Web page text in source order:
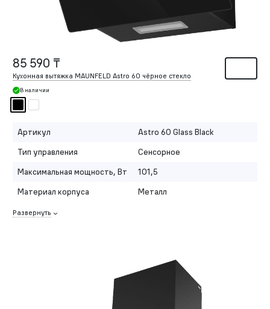
85 590 ₸
Кухонная вытяжка MAUNFELD Astro 60 чёрное стекло
В наличии
Артикул
Astro 60 Glass Black
Тип управления
Сенсорное
Максимальная мощность, Вт
101,5
Материал корпуса
Металл
Развернуть